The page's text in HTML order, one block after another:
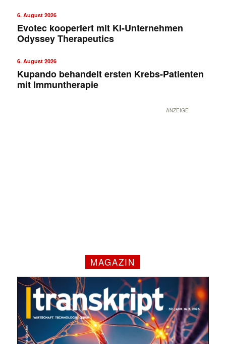
6. August 2026
Evotec kooperiert mit KI-Unternehmen
Odyssey Therapeutics
6. August 2026
Kupando behandelt ersten Krebs-Patienten
mit Immuntherapie
ANZEIGE
MAGAZIN